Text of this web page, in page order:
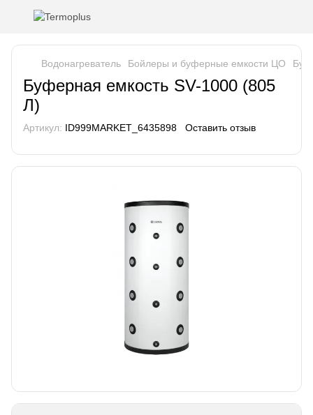
Водонагреватель Бойлеры и буферные емкости ЦО
Буферная емкость SV-1000 (805
Л)
Артикул: ID999MARKET_6435898 Оставить отзыв